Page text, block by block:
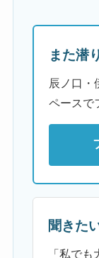
また潜
辰ノ口・
ペースで
聞きた
「私で